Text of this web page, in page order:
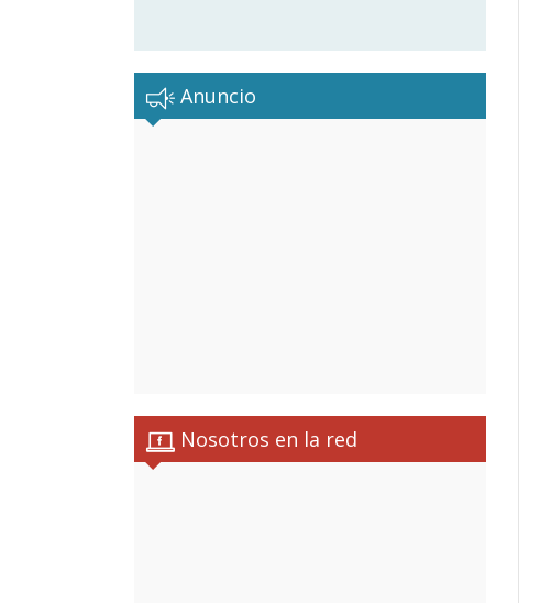
Anuncio
Nosotros en la red